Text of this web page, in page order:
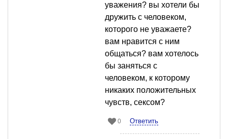
уважения? вы хотели бы
дружить с человеком,
которого не уважаете?
вам нравится с ним
общаться? вам хотелось
бы заняться с
человеком, к которому
никаких положительных
чувств, сексом?
0 Ответить